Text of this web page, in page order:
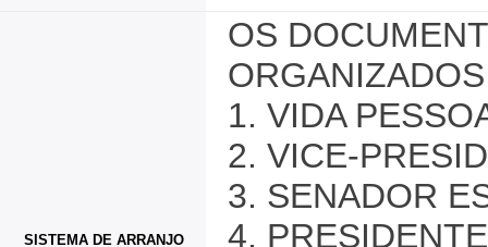
SISTEMA DE ARRANJO
OS
1. VIDA
2. VICE-
3. SENADOR
4.